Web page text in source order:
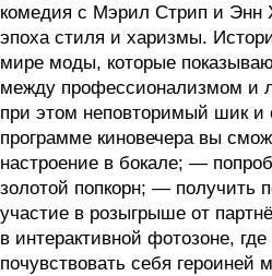
комедия с Мэрил Стрип и Энн
эпоха стиля и харизмы.
мире моды, которые
между профессионализмом и
при этом неповторимый шик
программе киновечера вы
настроение в бокале; —
золотой попкорн; — получить
участие в розыгрыше от
в интерактивной фотозоне,
почувствовать себя героиней